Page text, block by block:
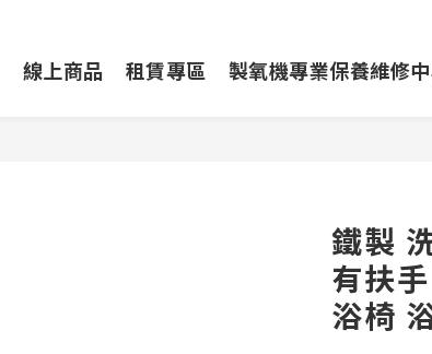
線上商品 租賃專區 製氧機專業保養維修
鐵製
有扶
浴椅